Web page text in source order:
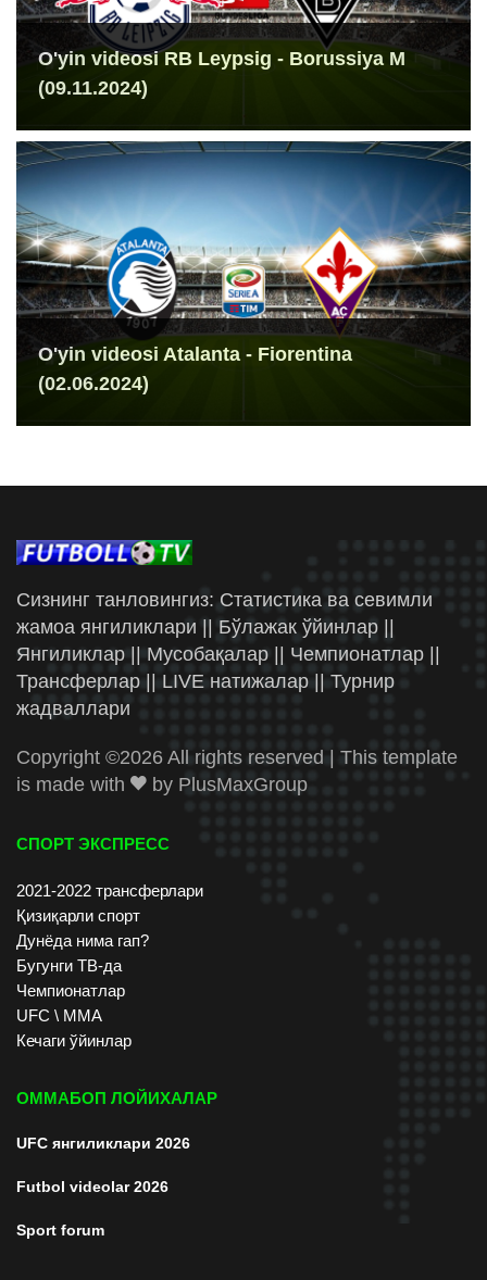
O'yin videosi RB Leypsig - Borussiya M
(09.11.2024)
O'yin videosi Atalanta - Fiorentina
(02.06.2024)
Сизнинг танловингиз: Статистика ва севимли
жамоа янгиликлари || Бўлажак ўйинлар ||
Янгиликлар || Мусобақалар || Чемпионатлар ||
Трансферлар || LIVE натижалар || Турнир
жадваллари
Copyright ©2026 All rights reserved | This template
is made with
by PlusMaxGroup
СПОРТ ЭКСПРЕСС
2021-2022 трансферлари
Қизиқарли спорт
Дунёда нима гап?
Бугунги ТВ-да
Чемпионатлар
UFC \ ММА
Кечаги ўйинлар
ОММАБОП ЛОЙИХАЛАР
UFC янгиликлари 2026
Futbol videolar 2026
Sport forum